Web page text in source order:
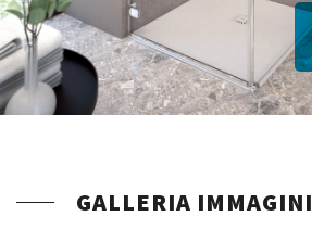
GALLERIA IMMAGINI